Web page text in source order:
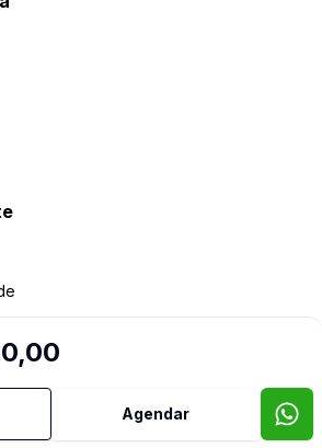
Agendar
Selo de Tecnologia Loft